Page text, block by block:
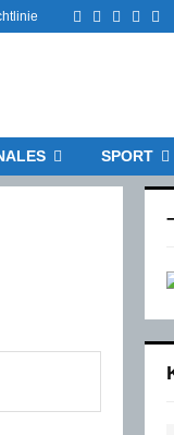
Facebook
Twitter Email
SPORT